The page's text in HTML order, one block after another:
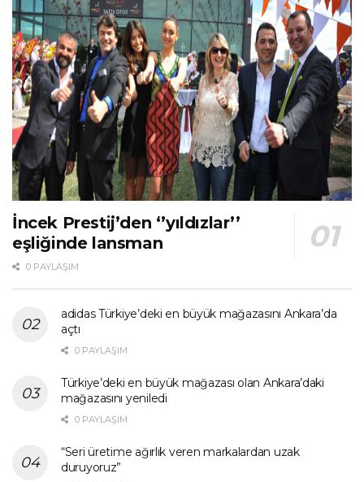
İncek Prestij’den ‘’yıldızlar’’
eşliğinde lansman
0 PAYLAŞIM
adidas Türkiye’deki en büyük mağazasını Ankara’da
açtı
0 PAYLAŞIM
Türkiye’deki en büyük mağazası olan Ankara’daki
mağazasını yeniledi
0 PAYLAŞIM
“Seri üretime ağırlık veren markalardan uzak
duruyoruz”